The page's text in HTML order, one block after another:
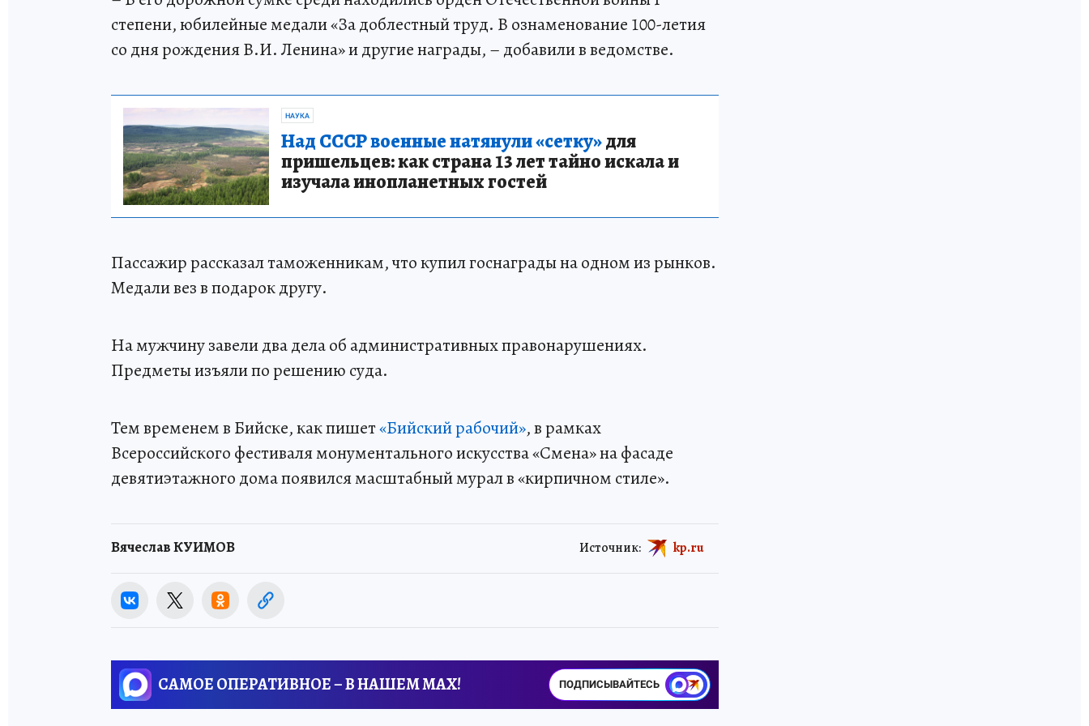
степени, юбилейные медали «За доблестный труд. В ознаменование 100-летия
со дня рождения В.И. Ленина» и другие награды, – добавили в ведомстве.
НАУКА
Над СССР военные натянули «сетку»для
пришельцев: как страна 13 лет тайно искала и
изучала инопланетных гостей
Пассажир рассказал таможенникам, что купил госнаграды на одном из рынков.
Медали вез в подарок другу.
На мужчину завели два дела об административных правонарушениях.
Предметы изъяли по решению суда.
Тем временем в Бийске, как пишет«Бийский рабочий», в рамках
Всероссийского фестиваля монументального искусства «Смена» на фасаде
девятиэтажного дома появился масштабный мурал в «кирпичном стиле».
Вячеслав КУИМОВ Источник: kp.ru
САМОЕ ОПЕРАТИВНОЕ – В НАШЕМ MAX! ПОДПИСЫВАЙТЕСЬ